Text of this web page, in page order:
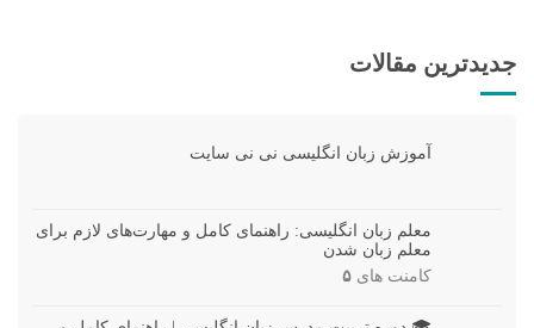
جدیدترین مقالات
آموزش زبان انگلیسی نی نی سایت
معلم زبان انگلیسی: راهنمای کامل و مهارت‌های لازم برای
معلم زبان شدن
کامنت های ۵